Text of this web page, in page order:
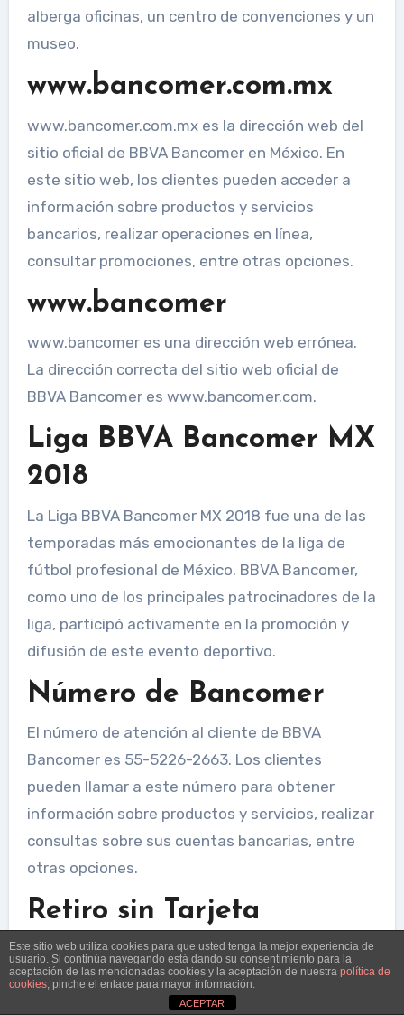
alberga oficinas, un centro de convenciones y un
museo.
www.bancomer.com.mx
www.bancomer.com.mx es la dirección web del
sitio oficial de BBVA Bancomer en México. En
este sitio web, los clientes pueden acceder a
información sobre productos y servicios
bancarios, realizar operaciones en línea,
consultar promociones, entre otras opciones.
www.bancomer
www.bancomer es una dirección web errónea.
La dirección correcta del sitio web oficial de
BBVA Bancomer es www.bancomer.com.
Liga BBVA Bancomer MX
2018
La Liga BBVA Bancomer MX 2018 fue una de las
temporadas más emocionantes de la liga de
fútbol profesional de México. BBVA Bancomer,
como uno de los principales patrocinadores de la
liga, participó activamente en la promoción y
difusión de este evento deportivo.
Número de Bancomer
El número de atención al cliente de BBVA
Bancomer es 55-5226-2663. Los clientes
pueden llamar a este número para obtener
información sobre productos y servicios, realizar
consultas sobre sus cuentas bancarias, entre
otras opciones.
Retiro sin Tarjeta
Bancomer
BBVA Bancomer ofrece la opción de realizar
Este sitio web utiliza cookies para que usted tenga la mejor experiencia de
usuario. Si continúa navegando está dando su consentimiento para la
aceptación de las mencionadas cookies y la aceptación de nuestra política de
cookies, pinche el enlace para mayor información.
ACEPTAR